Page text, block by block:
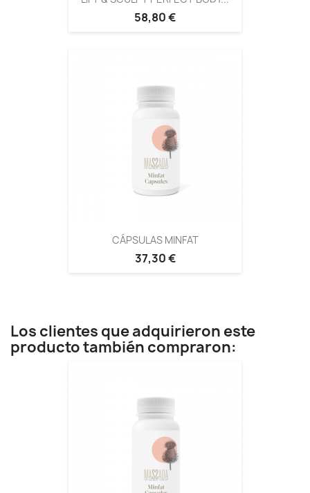
58,80 €
CÁPSULAS MINFAT
37,30 €
Los clientes que adquirieron este
producto también compraron: